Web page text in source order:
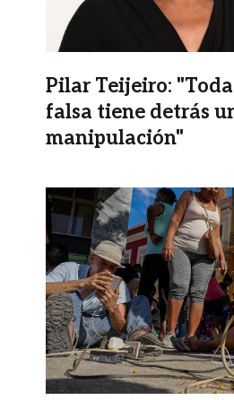
Pilar Teijeiro:
falsa tiene detrás
manipulación"
Imagen